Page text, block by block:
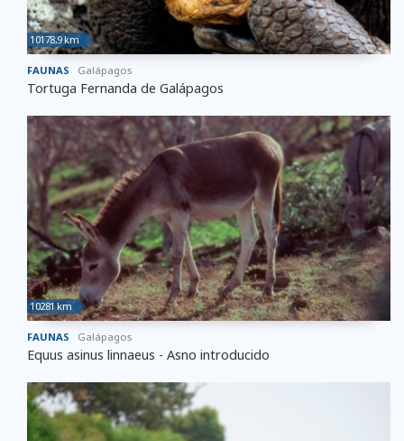
10178,9 km
FAUNAS Galápagos
Tortuga Fernanda de Galápagos
10281 km
FAUNAS Galápagos
Equus asinus linnaeus - Asno introducido